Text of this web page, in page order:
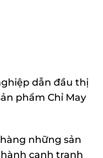
dẫn đầu thị
phẩm Chỉ May
những sản
cạnh tranh